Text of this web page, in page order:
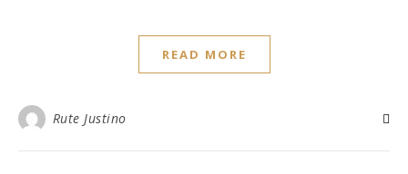
READ MORE
Rute Justino